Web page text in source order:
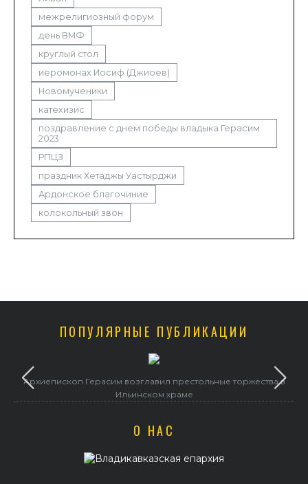
межрелигиозный форум
день ВМФ
круглый стол
иеромонах Иосиф (Джиоев)
Новомученики
катехизис
поздравление с днем победы владыка Герасим
2023
РПЦЗ
праздник Хетаджы Уастырджи
Ардонское благочиние
колокольный звон
ПОПУЛЯРНЫЕ ПУБЛИКАЦИИ
Архиепископ Герасим возглавил престольные торжества в
Ильинском храме
О НАС